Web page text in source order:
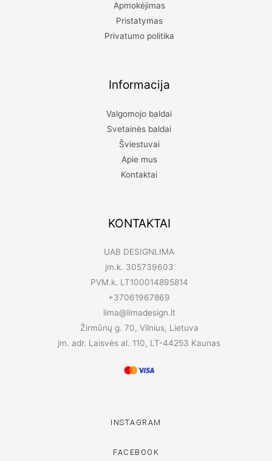
Apmokėjimas
Pristatymas
Privatumo politika
Informacija
Valgomojo baldai
Svetainės baldai
Šviestuvai
Apie mus
Kontaktai
KONTAKTAI
UAB DESIGNLIMA
įm.k. 305739603
PVM.k. LT100014895814
+37061967869
lima@limadesign.lt
Žirmūnų g. 70, Vilnius, Lietuva
įm. adr. Laisvės al. 110, LT-44253 Kaunas
INSTAGRAM
FACEBOOK